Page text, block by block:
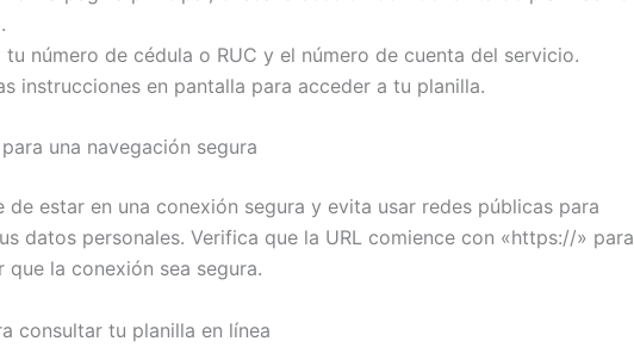
tu número de cédula o RUC y el número de cuenta del servicio.
instrucciones en pantalla para acceder a tu planilla.
una navegación segura
de estar en una conexión segura y evita usar redes públicas para
datos personales. Verifica que la URL comience con «https://» para
que la conexión sea segura.
consultar tu planilla en línea